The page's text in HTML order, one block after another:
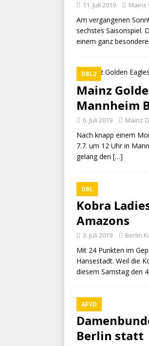
11. Juli 2019 Mainz
Am vergangenen
sechstes Saisonspiel.
einem ganz
DBL2
Mainz
Mannheim
6. Juli 2019 Mainz
Nach knapp einem
7.7. um 12 Uhr in
gelang den […]
DBL
Kobra
Amazons
3. Juli 2019 Berlin
Mit 24 Punkten im
Hansestadt. Weil die
diesem Samstag den
AFVD
Berlin statt